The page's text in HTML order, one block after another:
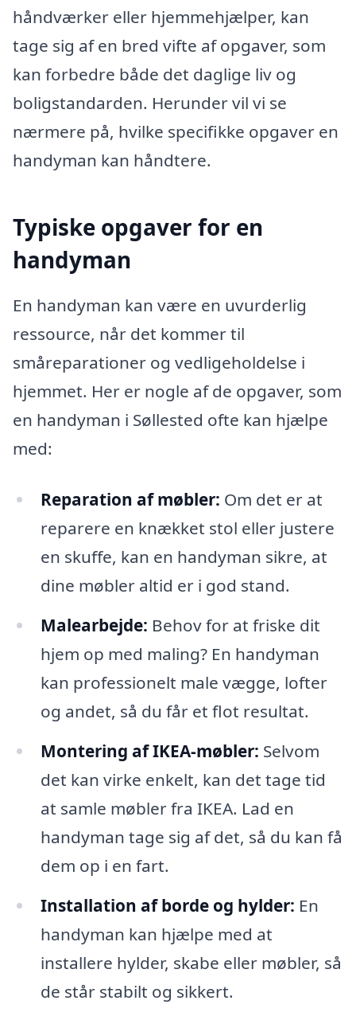
håndværker eller hjemmehjælper, kan
tage sig af en bred vifte af opgaver, som
kan forbedre både det daglige liv og
boligstandarden. Herunder vil vi se
nærmere på, hvilke specifikke opgaver en
handyman kan håndtere.
Typiske opgaver for en
handyman
En handyman kan være en uvurderlig
ressource, når det kommer til
småreparationer og vedligeholdelse i
hjemmet. Her er nogle af de opgaver, som
en handyman i Søllested ofte kan hjælpe
med:
Reparation af møbler: Om det er at
reparere en knækket stol eller justere
en skuffe, kan en handyman sikre, at
dine møbler altid er i god stand.
Malearbejde: Behov for at friske dit
hjem op med maling? En handyman
kan professionelt male vægge, lofter
og andet, så du får et flot resultat.
Montering af IKEA-møbler: Selvom
det kan virke enkelt, kan det tage tid
at samle møbler fra IKEA. Lad en
handyman tage sig af det, så du kan få
dem op i en fart.
Installation af borde og hylder: En
handyman kan hjælpe med at
installere hylder, skabe eller møbler, så
de står stabilt og sikkert.